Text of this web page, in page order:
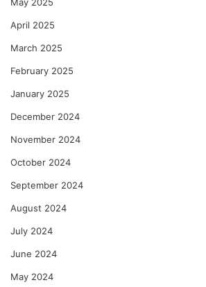
May 2025
April 2025
March 2025
February 2025
January 2025
December 2024
November 2024
October 2024
September 2024
August 2024
July 2024
June 2024
May 2024